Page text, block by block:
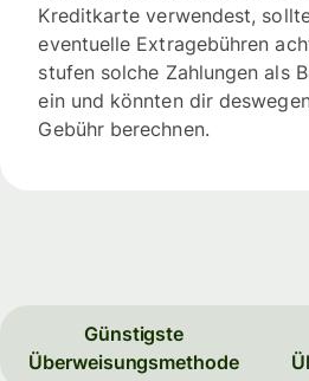
Kreditkarte verwendest,
eventuelle Extragebühren
stufen solche Zahlungen als
ein und könnten dir
Gebühr berechnen.
Günstigste
Überweisungsmethode